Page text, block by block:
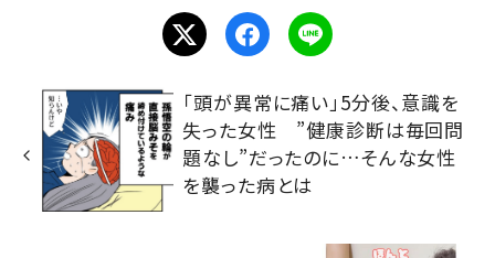
「頭が異常に痛い」5分後、意識を
失った女性 ”健康診断は毎回問
題なし”だったのに…そんな女性
を襲った病とは